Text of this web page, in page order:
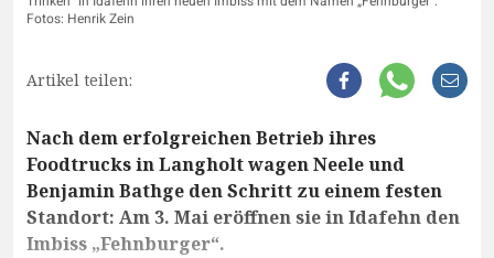
Fotos: Henrik Zein
Artikel teilen:
Nach dem erfolgreichen Betrieb ihres
Foodtrucks in Langholt wagen Neele und
Benjamin Bathge den Schritt zu einem festen
Standort: Am 3. Mai eröffnen sie in Idafehn den
Imbiss „Fehnburger“.